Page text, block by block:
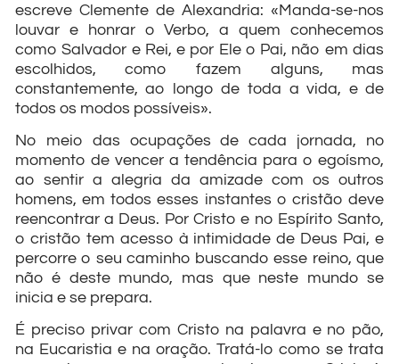
escreve Clemente de Alexandria: «Manda-se-nos
louvar e honrar o Verbo, a quem conhecemos
como Salvador e Rei, e por Ele o Pai, não em dias
escolhidos, como fazem alguns, mas
constantemente, ao longo de toda a vida, e de
todos os modos possíveis».
No meio das ocupações de cada jornada, no
momento de vencer a tendência para o egoísmo,
ao sentir a alegria da amizade com os outros
homens, em todos esses instantes o cristão deve
reencontrar a Deus. Por Cristo e no Espírito Santo,
o cristão tem acesso à intimidade de Deus Pai, e
percorre o seu caminho buscando esse reino, que
não é deste mundo, mas que neste mundo se
inicia e se prepara.
É preciso privar com Cristo na palavra e no pão,
na Eucaristia e na oração. Tratá-lo como se trata